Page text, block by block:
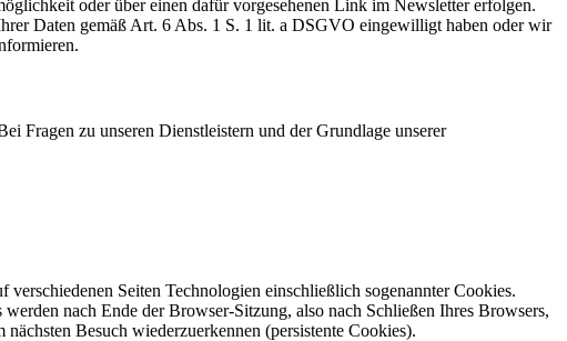
oder über einen dafür vorgesehenen Link im Newsletter erfolgen.
Daten gemäß Art. 6 Abs. 1 S. 1 lit. a DSGVO eingewilligt haben oder wir
Fragen zu unseren Dienstleistern und der Grundlage unserer
Seiten Technologien einschließlich sogenannter Cookies.
nach Ende der Browser-Sitzung, also nach Schließen Ihres Browsers,
Besuch wiederzuerkennen (persistente Cookies).